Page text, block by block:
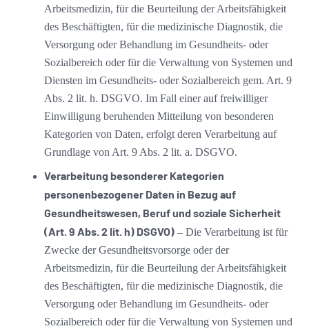
Arbeitsmedizin, für die Beurteilung der Arbeitsfähigkeit
des Beschäftigten, für die medizinische Diagnostik, die
Versorgung oder Behandlung im Gesundheits- oder
Sozialbereich oder für die Verwaltung von Systemen und
Diensten im Gesundheits- oder Sozialbereich gem. Art. 9
Abs. 2 lit. h. DSGVO. Im Fall einer auf freiwilliger
Einwilligung beruhenden Mitteilung von besonderen
Kategorien von Daten, erfolgt deren Verarbeitung auf
Grundlage von Art. 9 Abs. 2 lit. a. DSGVO.
Verarbeitung besonderer Kategorien
personenbezogener Daten in Bezug auf
Gesundheitswesen, Beruf und soziale Sicherheit
(Art. 9 Abs. 2 lit. h) DSGVO) – Die Verarbeitung ist für
Zwecke der Gesundheitsvorsorge oder der
Arbeitsmedizin, für die Beurteilung der Arbeitsfähigkeit
des Beschäftigten, für die medizinische Diagnostik, die
Versorgung oder Behandlung im Gesundheits- oder
Sozialbereich oder für die Verwaltung von Systemen und